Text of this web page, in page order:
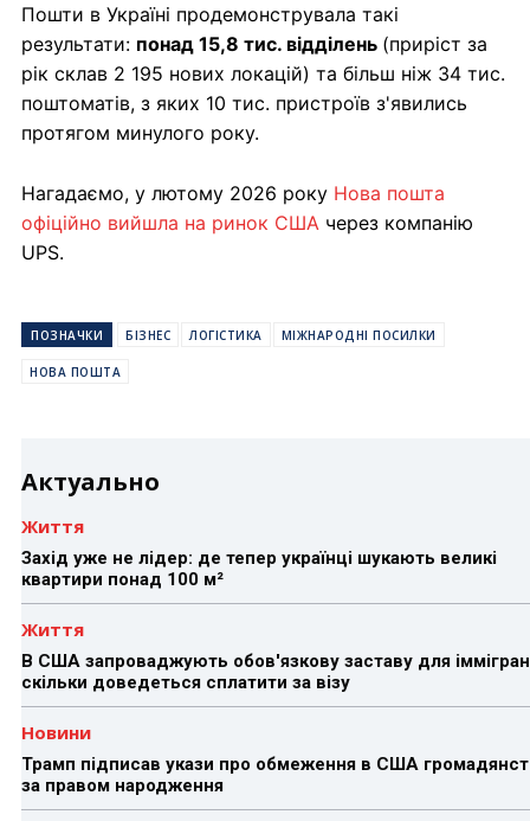
Пошти в Україні продемонструвала такі
результати: понад 15,8 тис. відділень (приріст за
рік склав 2 195 нових локацій) та більш ніж 34 тис.
поштоматів, з яких 10 тис. пристроїв з'явились
протягом минулого року.
Нагадаємо, у лютому 2026 року Нова пошта
офіційно вийшла на ринок США через компанію
UPS.
ПОЗНАЧКИ БІЗНЕС ЛОГІСТИКА МІЖНАРОДНІ ПОСИЛКИ
НОВА ПОШТА
Актуально
Життя
Захід уже не лідер: де тепер українці шукають великі
квартири понад 100 м²
Життя
В США запроваджують обов'язкову заставу для
скільки доведеться сплатити за візу
Новини
Трамп підписав укази про обмеження в США
за правом народження